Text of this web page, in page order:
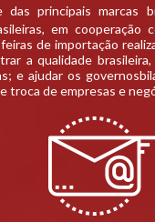
das principais marcas
em cooperação
de importação
a qualidade
e ajudar os
troca de empresas e